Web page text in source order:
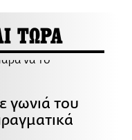
ΤΩΡΑ
γωνιά του